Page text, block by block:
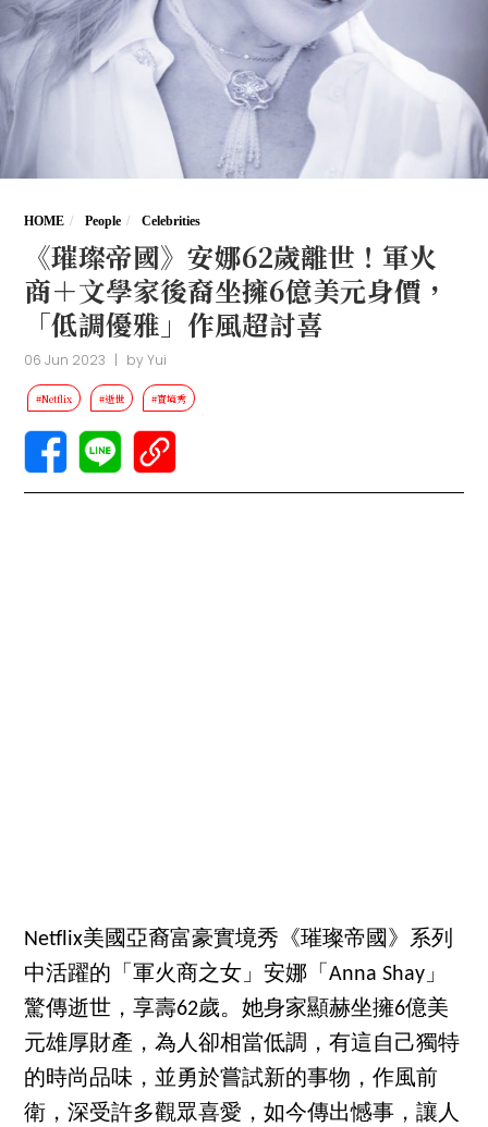
HOME People Celebrities
《璀璨帝國》安娜62歲離世！軍火
商＋文學家後裔坐擁6億美元身價，
「低調優雅」作風超討喜
06 Jun 2023 | byYui
#Netflix #逝世 #實境秀
Netflix美國亞裔富豪實境秀《璀璨帝國》系列
中活躍的「軍火商之女」安娜「Anna Shay」
驚傳逝世，享壽62歲。她身家顯赫坐擁6億美
元雄厚財產，為人卻相當低調，有這自己獨特
的時尚品味，並勇於嘗試新的事物，作風前
衛，深受許多觀眾喜愛，如今傳出憾事，讓人